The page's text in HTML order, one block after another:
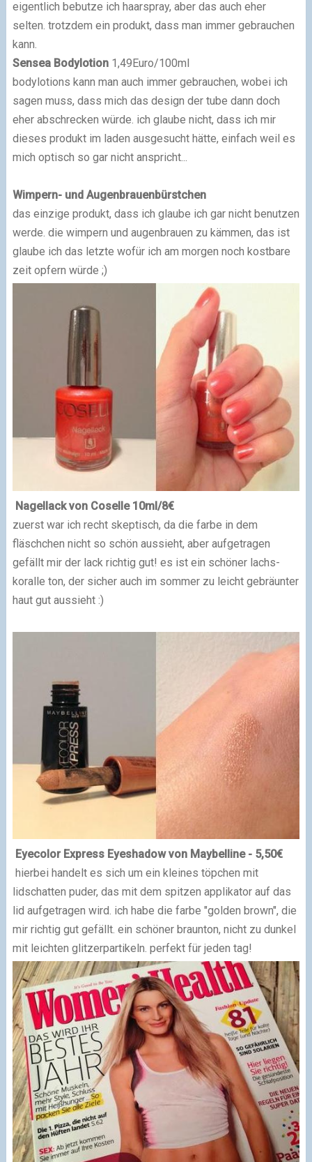
eigentlich bebutze ich haarspray, aber das auch eher
selten. trotzdem ein produkt, dass man immer gebrauchen
kann.
Sensea Bodylotion 1,49Euro/100ml
bodylotions kann man auch immer gebrauchen, wobei ich
sagen muss, dass mich das design der tube dann doch
eher abschrecken würde. ich glaube nicht, dass ich mir
dieses produkt im laden ausgesucht hätte, einfach weil es
mich optisch so gar nicht anspricht...
Wimpern- und Augenbrauenbürstchen
das einzige produkt, dass ich glaube ich gar nicht benutzen
werde. die wimpern und augenbrauen zu kämmen, das ist
glaube ich das letzte wofür ich am morgen noch kostbare
zeit opfern würde ;)
Nagellack von Coselle 10ml/8€
zuerst war ich recht skeptisch, da die farbe in dem
fläschchen nicht so schön aussieht, aber aufgetragen
gefällt mir der lack richtig gut! es ist ein schöner lachs-
koralle ton, der sicher auch im sommer zu leicht gebräunter
haut gut aussieht :)
Eyecolor Express Eyeshadow von Maybelline- 5,50€
hierbei handelt es sich um ein kleines töpchen mit
lidschatten puder, das mit dem spitzen applikator auf das
lid aufgetragen wird. ich habe die farbe "golden brown", die
mir richtig gut gefällt. ein schöner braunton, nicht zu dunkel
mit leichten glitzerpartikeln. perfekt für jeden tag!